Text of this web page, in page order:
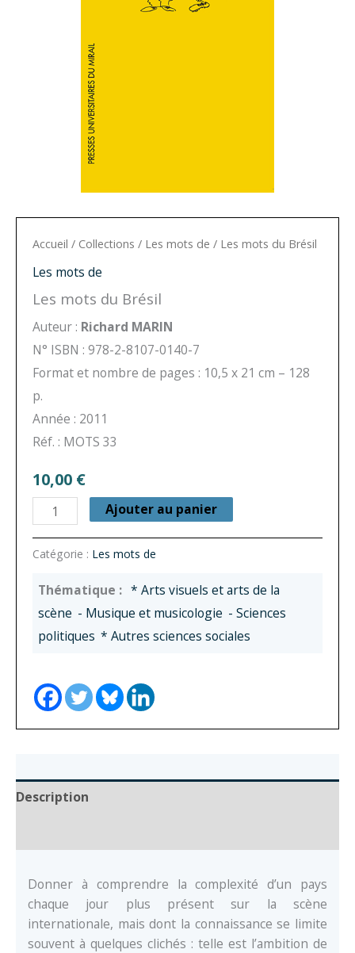
Accueil / Collections / Les mots de / Les mots du Brésil
Les mots de
Les mots du Brésil
Auteur : Richard MARIN
N° ISBN : 978-2-8107-0140-7
Format et nombre de pages : 10,5 x 21 cm – 128
p.
Année : 2011
Réf. : MOTS 33
10,00 €
quantité
de
Les
du
Brésil
Ajouter au panier
Catégorie : Les mots de
* Arts visuels et arts de la
scène - Musique et musicologie - Sciences
politiques * Autres sciences sociales
Description
Donner à comprendre la complexité d’un pays
chaque jour plus présent sur la scène
internationale, mais dont la connaissance se limite
souvent à quelques clichés : telle est l’ambition de